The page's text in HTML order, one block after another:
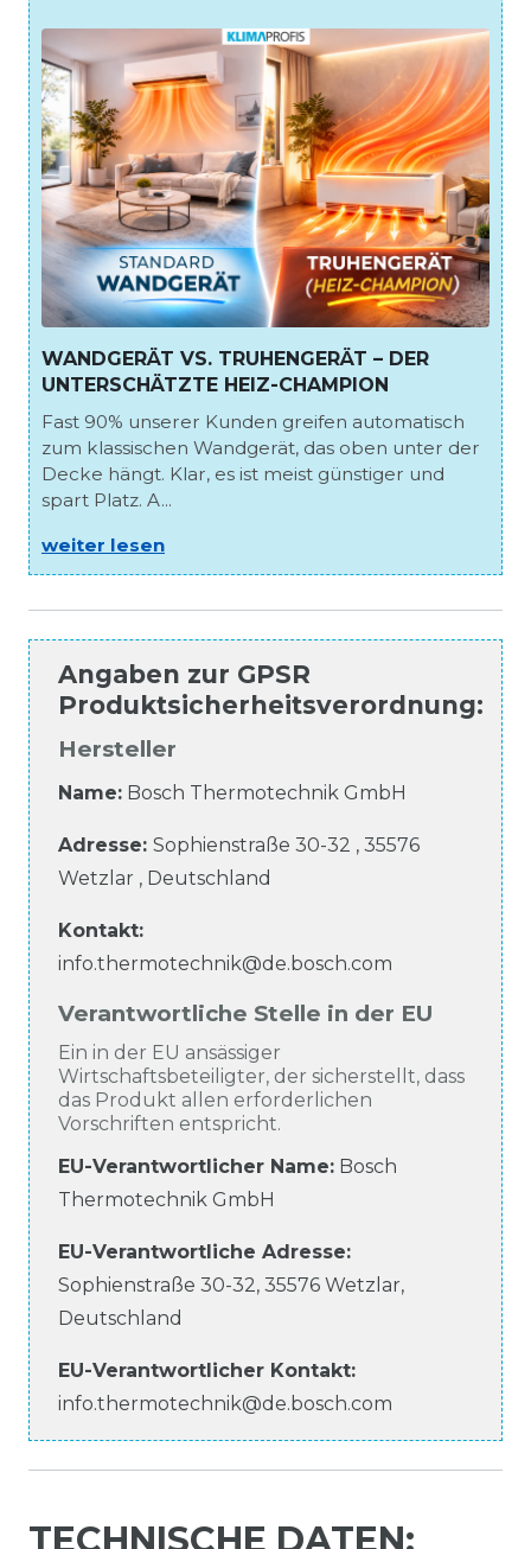
WANDGERÄT VS. TRUHENGERÄT – DER
UNTERSCHÄTZTE HEIZ-CHAMPION
Fast 90% unserer Kunden greifen automatisch
zum klassischen Wandgerät, das oben unter der
Decke hängt. Klar, es ist meist günstiger und
spart Platz. A...
weiter lesen
Angaben zur GPSR
Produktsicherheitsverordnung:
Hersteller
Name: Bosch Thermotechnik GmbH
Adresse: Sophienstraße 30-32 , 35576
Wetzlar , Deutschland
Kontakt:
info.thermotechnik@de.bosch.com
Verantwortliche Stelle in der EU
Ein in der EU ansässiger
Wirtschaftsbeteiligter, der sicherstellt, dass
das Produkt allen erforderlichen
Vorschriften entspricht.
EU-Verantwortlicher Name: Bosch
Thermotechnik GmbH
EU-Verantwortliche Adresse:
Sophienstraße 30-32, 35576 Wetzlar,
Deutschland
EU-Verantwortlicher Kontakt:
info.thermotechnik@de.bosch.com
TECHNISCHE DATEN: